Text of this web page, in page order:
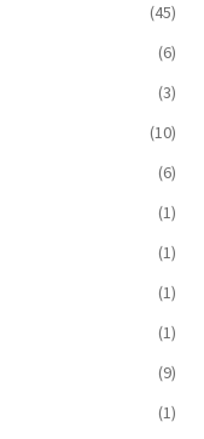
(45)
(6)
(3)
(10)
(6)
(1)
(1)
(1)
(1)
(9)
(1)